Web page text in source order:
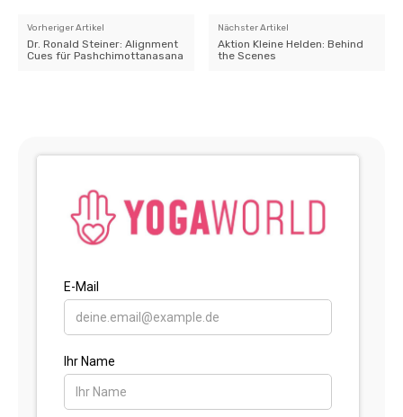
Vorheriger Artikel
Dr. Ronald Steiner: Alignment
Cues für Pashchimottanasana
Nächster Artikel
Aktion Kleine Helden: Behind
the Scenes